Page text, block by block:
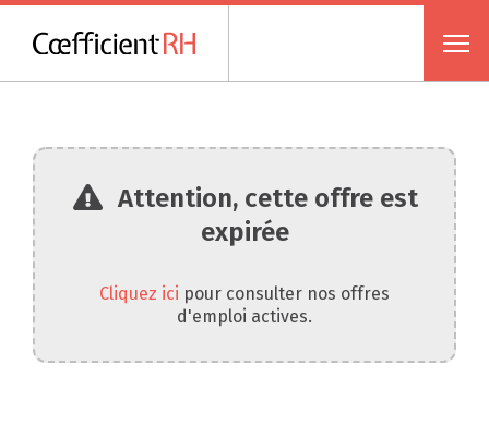
Attention, cette offre est
expirée
Cliquez ici pour consulter nos offres
d'emploi actives.